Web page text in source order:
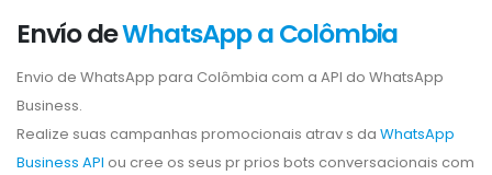
Envío deWhatsApp a Colômbia
Envio de WhatsApp para Colômbia com a API do WhatsApp
Business.
Realize suas campanhas promocionais atrav s da WhatsApp
Business API ou cree os seus pr prios bots conversacionais com